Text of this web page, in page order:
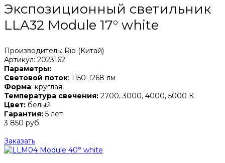
Экспозиционный светильник
LLA32 Module 17° white
Производитель: Rio (Китай)
Артикул: 2023162
Параметры:
Световой поток: 1150-1268 лм
Форма: круглая
Температура свечения: 2700, 3000, 4000, 5000 К
Цвет: белый
Гарантия: 5 лет
3 850 руб.
Заказать